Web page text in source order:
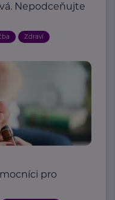
Nepodceňujte
Zdraví
pro